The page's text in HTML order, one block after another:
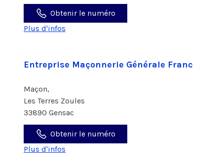
Obtenir le numéro
Plus d'infos
Entreprise Maçonnerie Générale Franc
Maçon,
Les Terres Zoules
33890 Gensac
Obtenir le numéro
Plus d'infos